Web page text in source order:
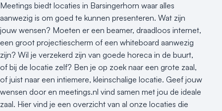
Duurzame locatie
Groene locatie
Heisessie
Hotel
Hybride events
Industriële locatie
Kasteel en landgoed
Kleine / intieme locatie
Meetings biedt locaties in Barsingerhorn waar alles
aanwezig is om goed te kunnen presenteren. Wat zijn
jouw wensen? Moeten er een beamer, draadloos internet,
een groot projectiescherm of een whiteboard aanwezig
zijn? Wil je verzekerd zijn van goede horeca in de buurt,
of bij de locatie zelf? Ben je op zoek naar een grote zaal,
of juist naar een intiemere, kleinschalige locatie. Geef jouw
wensen door en meetings.nl vind samen met jou de ideale
zaal. Hier vind je een overzicht van al onze locaties die